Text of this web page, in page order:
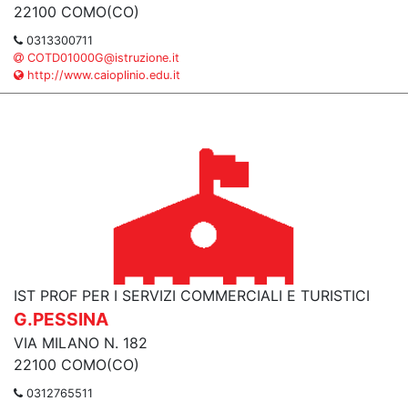
22100 COMO(CO)
0313300711
COTD01000G@istruzione.it
http://www.caioplinio.edu.it
IST PROF PER I SERVIZI COMMERCIALI E TURISTICI
G.PESSINA
VIA MILANO N. 182
22100 COMO(CO)
0312765511